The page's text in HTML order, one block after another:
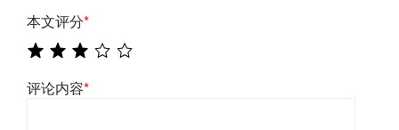
本文评分*
评论内容*